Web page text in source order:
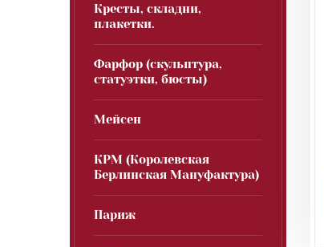
Кресты, складни,
плакетки.
Фарфор (скульптура,
статуэтки, бюсты)
Мейсен
КРМ (Королевская
Берлинская Мануфактура)
Париж